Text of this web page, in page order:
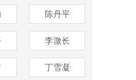
陈丹平
李溦长
丁雪凝